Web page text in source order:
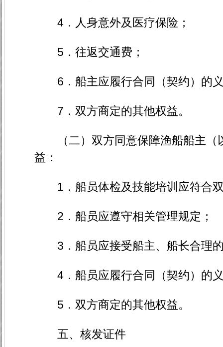
4．人身意外及医疗保险；
5．往返交通费；
6．船主应履行合同（契约）的
7．双方商定的其他权益。
（二）双方同意保障渔船船主（
益：
1．船员体检及技能培训应符合
2．船员应遵守相关管理规定；
3．船员应接受船主、船长合理
4．船员应履行合同（契约）的
5．双方商定的其他权益。
五、核发证件